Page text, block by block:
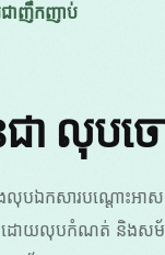
ាញឹកញាប់
ជា លុប
បឯកសារបណ្តោះអា
) ដោយលុបកំណត់ និងសម័